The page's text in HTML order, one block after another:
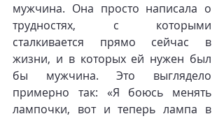
мужчина. Она просто написала о
трудностях, с которыми
сталкивается прямо сейчас в
жизни, и в которых ей нужен был
бы мужчина. Это выглядело
примерно так: «Я боюсь менять
лампочки, вот и теперь лампа в